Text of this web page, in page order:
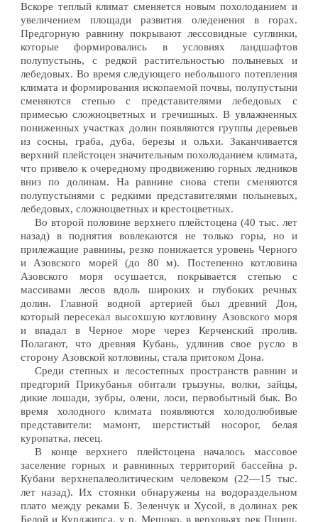
Вскоре теплый климат сменяется новым похолоданием и
увеличением площади развития оледенения в горах.
Предгорную равнину покрывают лессовидные суглинки,
которые формировались в условиях ландшафтов
полупустынь, с редкой растительностью полыневых и
лебедовых. Во время следующего небольшого потепления
климата и формирования ископаемой почвы, полупустыни
сменяются степью с представителями лебедовых с
примесью сложноцветных и гречишных. В увлажненных
пониженных участках долин появляются группы деревьев
из сосны, граба, дуба, березы и ольхи. Заканчивается
верхний плейстоцен значительным похолоданием климата,
что привело к очередному продвижению горных ледников
вниз по долинам. На равнине снова степи сменяются
полупустынями с редкими представителями полыневых,
лебедовых, сложноцветных и крестоцветных.
Во второй половине верхнего плейстоцена (40 тыс. лет
назад) в поднятия вовлекаются не только горы, но и
прилежащие равнины, резко понижается уровень Черного
и Азовского морей (до 80 м). Постепенно котловина
Азовского моря осушается, покрывается степью с
массивами лесов вдоль широких и глубоких речных
долин. Главной водной артерией был древний Дон,
который пересекал высохшую котловину Азовского моря
и впадал в Черное море через Керченский пролив.
Полагают, что древняя Кубань, удлинив свое русло в
сторону Азовской котловины, стала притоком Дона.
Среди степных и лесостепных пространств равнин и
предгорий Прикубанья обитали грызуны, волки, зайцы,
дикие лошади, зубры, олени, лоси, первобытный бык. Во
время холодного климата появляются холодолюбивые
представители: мамонт, шерстистый носорог, белая
куропатка, песец.
В конце верхнего плейстоцена началось массовое
заселение горных и равнинных территорий бассейна р.
Кубани верхнепалеолитическим человеком (22—15 тыс.
лет назад). Их стоянки обнаружены на водораздельном
плато между реками Б. Зеленчук и Хусой, в долинах рек
Белой и Курджипса, у р. Мешоко, в верховьях рек Пшиш,